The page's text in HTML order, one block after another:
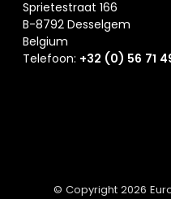
Sprietestraat 166
B-8792 Desselgem
Belgium
Telefoon: +32 (0) 56 71
© Copyright 2026